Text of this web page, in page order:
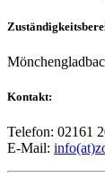
Kontakt:
Telefon: 02161
E-Mail: